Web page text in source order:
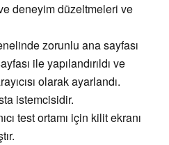
deneyim düzeltmeleri ve
zorunlu ana sayfası
ile yapılandırıldı ve
olarak ayarlandı.
istemcisidir.
test ortamı için kilit ekranı